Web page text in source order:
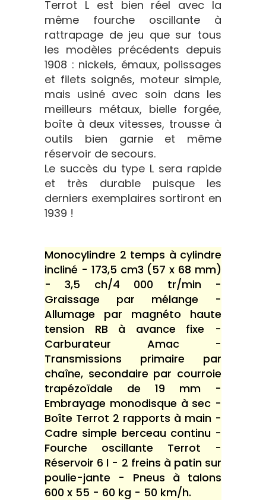
Terrot L est bien réel avec la
même fourche oscillante à
rattrapage de jeu que sur tous
les modèles précédents depuis
1908 : nickels, émaux, polissages
et filets soignés, moteur simple,
mais usiné avec soin dans les
meilleurs métaux, bielle forgée,
boîte à deux vitesses, trousse à
outils bien garnie et même
réservoir de secours.
Le succès du type L sera rapide
et très durable puisque les
derniers exemplaires sortiront en
1939 !
Monocylindre 2 temps à cylindre
incliné - 173,5 cm3 (57 x 68 mm)
- 3,5 ch/4 000 tr/min -
Graissage par mélange -
Allumage par magnéto haute
tension RB à avance fixe -
Carburateur Amac -
Transmissions primaire par
chaîne, secondaire par courroie
trapézoïdale de 19 mm -
Embrayage monodisque à sec -
Boîte Terrot 2 rapports à main -
Cadre simple berceau continu -
Fourche oscillante Terrot -
Réservoir 6 l - 2 freins à patin sur
poulie-jante - Pneus à talons
600 x 55 - 60 kg - 50 km/h.